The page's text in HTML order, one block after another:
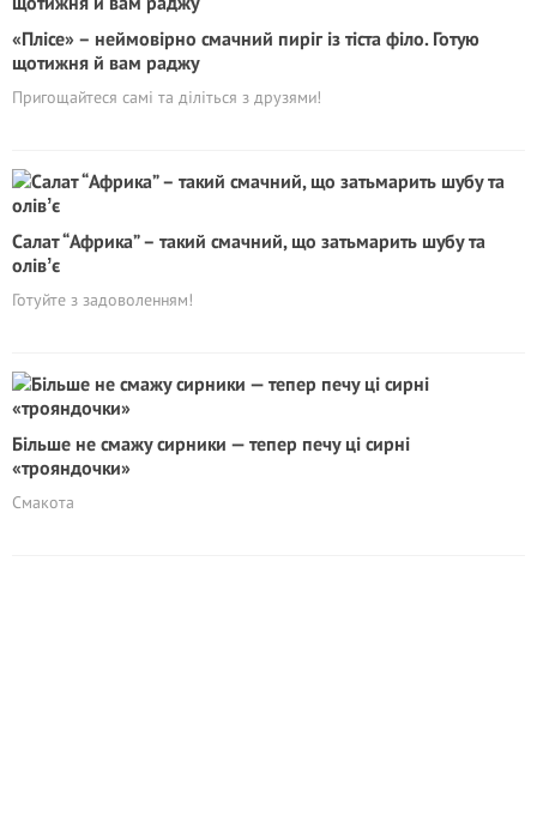
«Плісе» – неймовірно смачний пиріг із тіста філо. Готую
щотижня й вам раджу
Пригощайтеся самі та діліться з друзями!
Салат “Африка” – такий смачний, що затьмарить шубу та
олівʼє
Готуйте з задоволенням!
Більше не смажу сирники — тепер печу ці сирні
«трояндочки»
Смакота